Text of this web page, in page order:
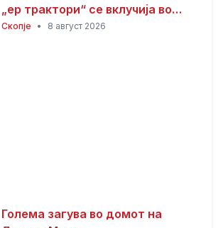
„ер трактори“ се вклучија во
гаснењето, гори
Скопје • 8 август 2026
Голема загува во домот на